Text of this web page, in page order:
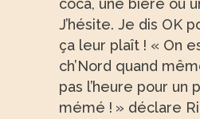
coca, une bière ou
J’hésite. Je dis OK
ça leur plaît ! « On
ch’Nord quand
pas l’heure pour un
mémé ! » déclare